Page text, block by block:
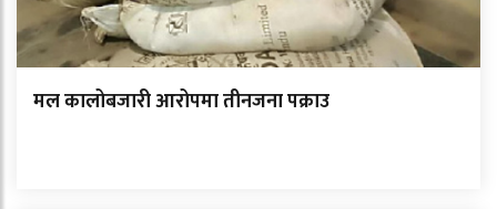
मल कालोबजारी आरोपमा तीनजना पक्राउ